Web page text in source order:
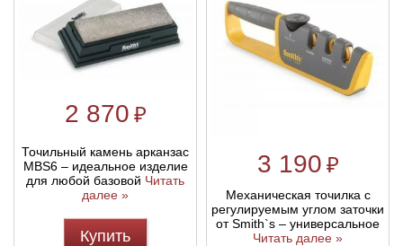
2 870 ₽
Точильный камень арканзас
MBS6 – идеальное изделие
для любой базовой Читать
далее »
Купить
3 190 ₽
Механическая точилка с
регулируемым углом заточки
от Smith`s – универсальное
Читать далее »